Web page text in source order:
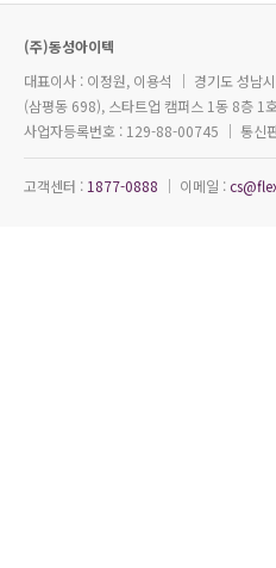
(주)동성아이텍
대표이사 : 이정원, 이용석 ｜ 경기도 성남
(삼평동 698), 스타트업 캠퍼스 1동 8층 1
사업자등록번호 : 129-88-00745 ｜ 통신
고객센터 : 1877-0888 ｜ 이메일 :